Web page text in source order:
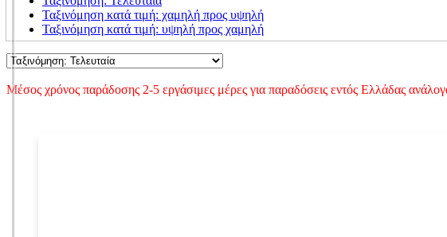
Ταξινόμηση κατά τιμή: χαμηλή προς υψηλή
Ταξινόμηση κατά τιμή: υψηλή προς χαμηλή
Μέσος χρόνος παράδοσης 2-5 εργάσιμες μέρες για παραδόσεις εντός Ελλάδας